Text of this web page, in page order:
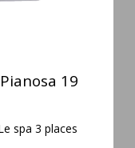
19
spa 3 places